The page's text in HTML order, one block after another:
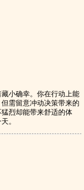
小确幸。你在行动上能
需留意冲动决策带来的
烈却能带来舒适的体
。